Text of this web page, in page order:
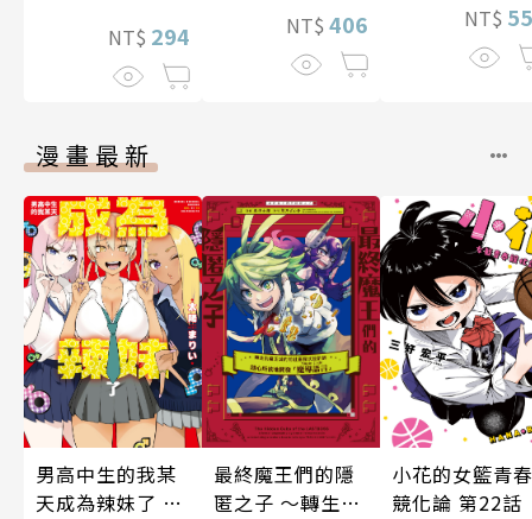
NT$ 294 NT$ 406 NT$
漫畫最新
男高中生的我某
天成為辣妹了 第
最終魔王們的隱
匿之子 ～轉生到
小花的女籃青春
競化論 第22話